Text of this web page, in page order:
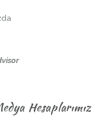
Hesaplarımız